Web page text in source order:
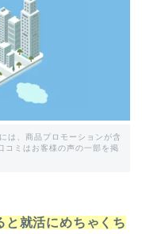
は、商品プロモーションが含
コミはお客様の声の一部を掲
と就活にめちゃくち